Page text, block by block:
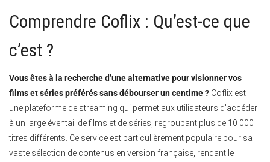
Comprendre Coflix : Qu’est-ce que
c’est ?
Vous êtes à la recherche d’une alternative pour visionner vos
films et séries préférés sans débourser un centime ? Coflix est
une plateforme de streaming qui permet aux utilisateurs d’accéder
à un large éventail de films et de séries, regroupant plus de 10 000
titres différents. Ce service est particulièrement populaire pour sa
vaste sélection de contenus en version française, rendant le